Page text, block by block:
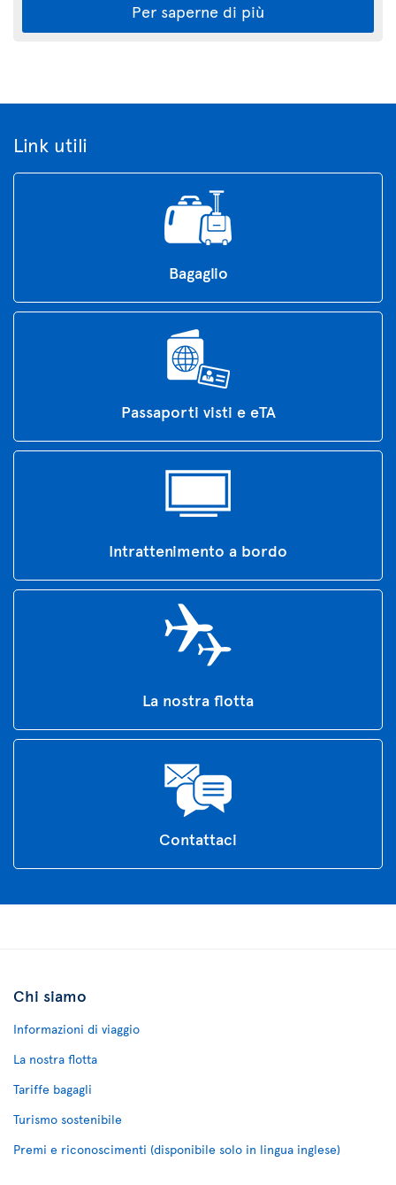
Per saperne di più
Link utili
Bagaglio
Passaporti visti e eTA
Intrattenimento a bordo
La nostra flotta
Contattaci
Chi siamo
Informazioni di viaggio
La nostra flotta
Tariffe bagagli
Turismo sostenibile
Premi e riconoscimenti (disponibile solo in lingua inglese)